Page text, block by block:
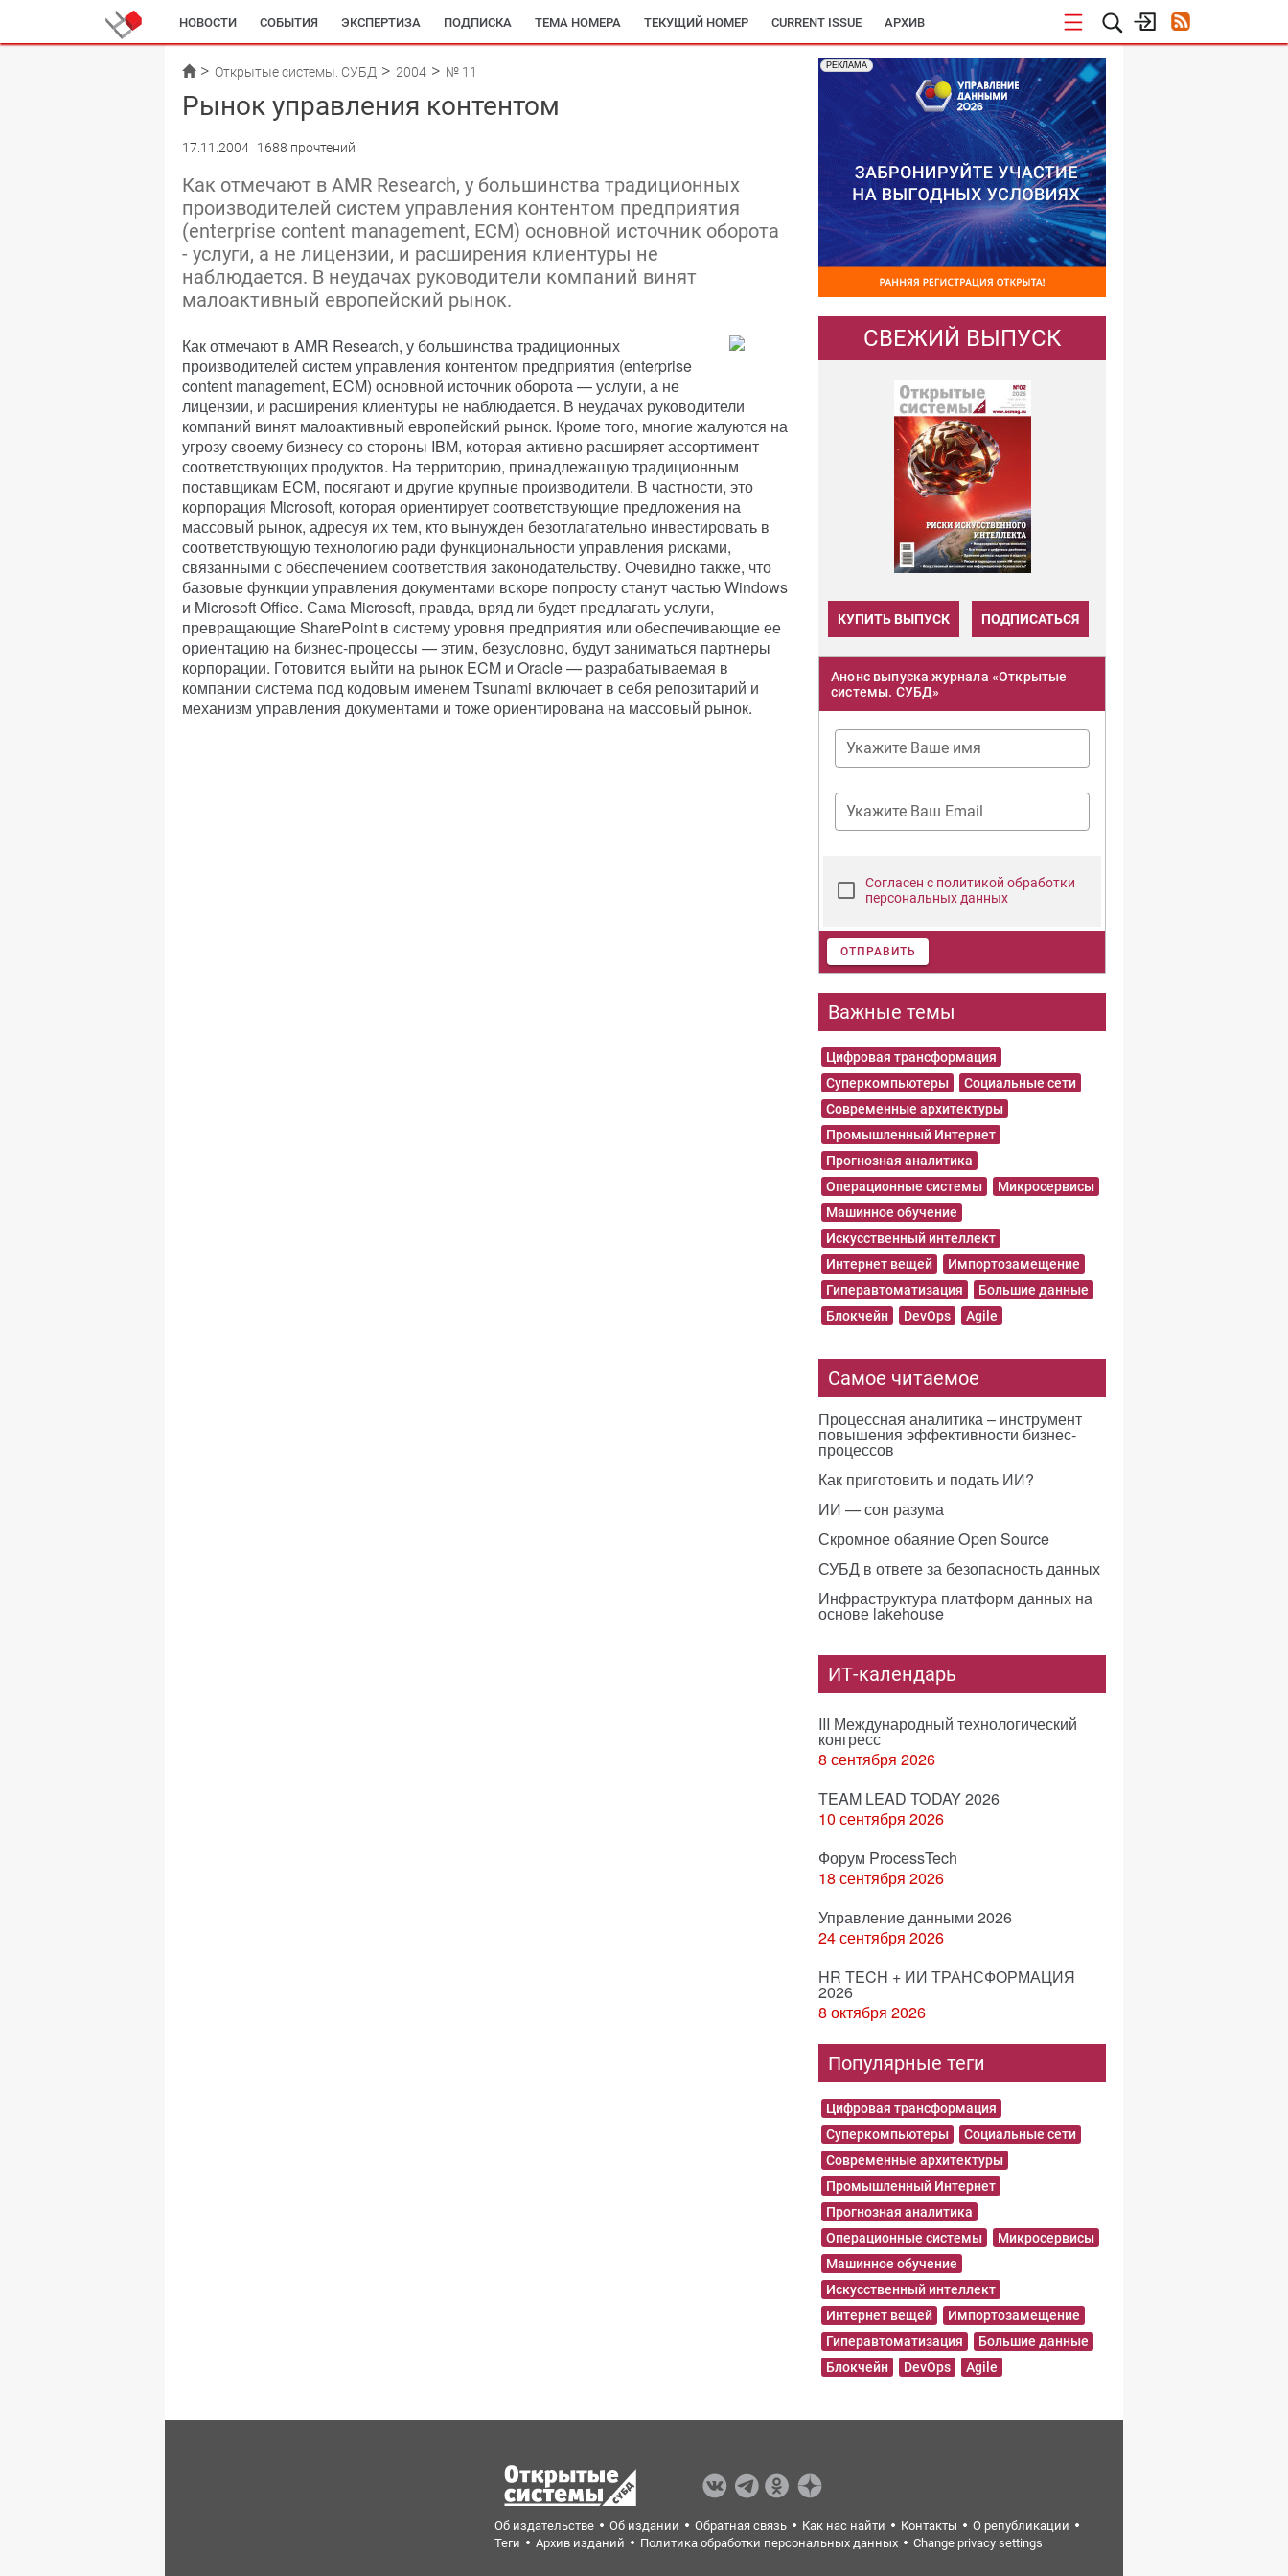
НОВОСТИ СОБЫТИЯ ЭКСПЕРТИЗА ПОДПИСКА ТЕМА НОМЕРА ТЕКУЩИЙ НОМЕР CURRENT ISSUE АРХИВ
Открытые системы. СУБД 2004 № 11
Рынок управления контентом
17.11.2004 1688 прочтений
Как отмечают в AMR Research, у большинства традиционных
производителей систем управления контентом предприятия
(enterprise content management, ECM) основной источник оборота
- услуги, а не лицензии, и расширения клиентуры не
наблюдается. В неудачах руководители компаний винят
малоактивный европейский рынок.
Как отмечают в AMR Research, у большинства традиционных
производителей систем управления контентом предприятия (enterprise
content management, ECM) основной источник оборота — услуги, а не
лицензии, и расширения клиентуры не наблюдается. В неудачах руководители
компаний винят малоактивный европейский рынок. Кроме того, многие жалуются на
угрозу своему бизнесу со стороны IBM, которая активно расширяет ассортимент
соответствующих продуктов. На территорию, принадлежащую традиционным
поставщикам ECM, посягают и другие крупные производители. В частности, это
корпорация Microsoft, которая ориентирует соответствующие предложения на
массовый рынок, адресуя их тем, кто вынужден безотлагательно инвестировать в
соответствующую технологию ради функциональности управления рисками,
связанными с обеспечением соответствия законодательству. Очевидно также, что
базовые функции управления документами вскоре попросту станут частью Windows
и Microsoft Office. Сама Microsoft, правда, вряд ли будет предлагать услуги,
превращающие SharePoint в систему уровня предприятия или обеспечивающие ее
ориентацию на бизнес-процессы — этим, безусловно, будут заниматься партнеры
корпорации. Готовится выйти на рынок ECM и Oracle — разрабатываемая в
компании система под кодовым именем Tsunami включает в себя репозитарий и
механизм управления документами и тоже ориентирована на массовый рынок.
РЕКЛАМА
СВЕЖИЙ ВЫПУСК
КУПИТЬ ВЫПУСК ПОДПИСАТЬСЯ
Анонс выпуска журнала «Открытые
системы. СУБД»
Укажите Ваше имя
Укажите Ваш Email
Согласен с политикой обработки
персональных данных
ОТПРАВИТЬ
Важные темы
Цифровая трансформация
Суперкомпьютеры
Социальные сети
Современные архитектуры
Промышленный Интернет
Прогнозная аналитика
Операционные системы
Микросервисы
Машинное обучение
Искусственный интеллект
Интернет вещей
Импортозамещение
Гиперавтоматизация
Большие данные
Блокчейн
DevOps Agile
Самое читаемое
Процессная аналитика – инструмент
повышения эффективности бизнес-
процессов
Как приготовить и подать ИИ?
ИИ — сон разума
Скромное обаяние Open Source
СУБД в ответе за безопасность данных
Инфраструктура платформ данных на
основе lakehouse
ИТ-календарь
III Международный технологический
конгресс
8 сентября 2026
TEAM LEAD TODAY 2026
10 сентября 2026
Форум ProcessTech
18 сентября 2026
Управление данными 2026
24 сентября 2026
HR TECH + ИИ ТРАНСФОРМАЦИЯ
2026
8 октября 2026
Популярные теги
Цифровая трансформация
Суперкомпьютеры
Социальные сети
Современные архитектуры
Промышленный Интернет
Прогнозная аналитика
Операционные системы
Микросервисы
Машинное обучение
Искусственный интеллект
Интернет вещей
Импортозамещение
Гиперавтоматизация
Большие данные
Блокчейн
DevOps Agile
Об издательстве Об издании Обратная связь Как нас найти Контакты
О републикации
Теги
Архив изданий Политика обработки персональных данных Change privacy settings